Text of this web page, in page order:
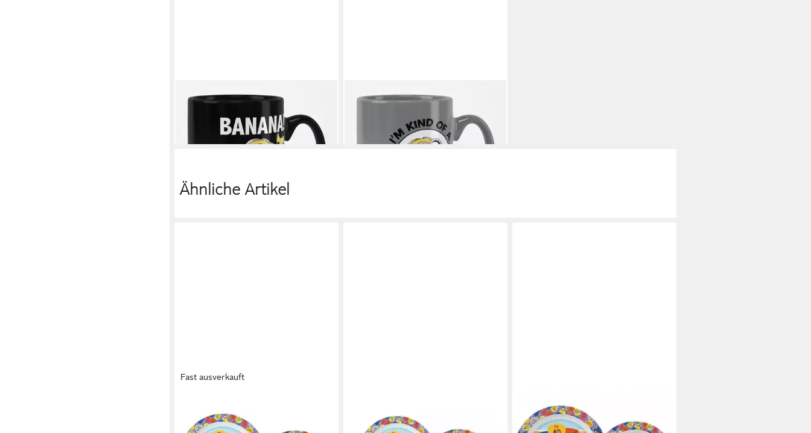
MINIONS
Becher BANANA! Mug
lieferbar - in 2-3 Werktagen bei dir
MINIONS
Becher I'm Kind Of A Big Deal Mug
lieferbar - in 2-3 Werktagen bei dir
Ähnliche Artikel
Fast ausverkauft
Kindergeschirr-Set Die Minions
Kinder Geschirr-Set 3 teilig Becher
Essgeschirr, Mikro-Set, mit
Kindergeschirr-Set Die Minions
Kinder Geschirr-Set 3 tlg Becher